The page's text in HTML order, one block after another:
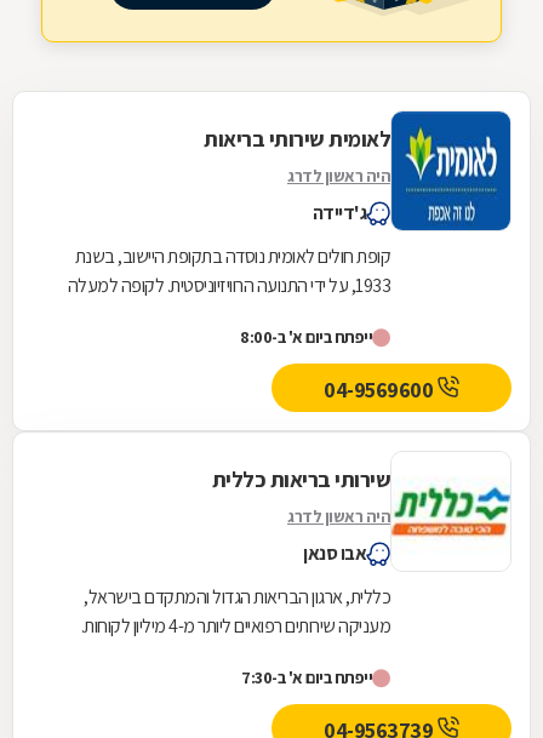
לאומית שירותי בריאות
היה ראשון לדרג
ג'דיידה
קופת חולים לאומית נוסדה בתקופת היישוב, בשנת
1933, על ידי התנועה הרוויזיוניסטית. לקופה למעלה
אחת...ייפתח ביום א' ב-8:00
שירותי בריאות כללית
היה ראשון לדרג
אבו סנאן
כללית, ארגון הבריאות הגדול והמתקדם בישראל,
מעניקה שירותים רפואיים ליותר מ-4 מיליון לקוחות.
היווסדה -...
ייפתח ביום א' ב-7:30